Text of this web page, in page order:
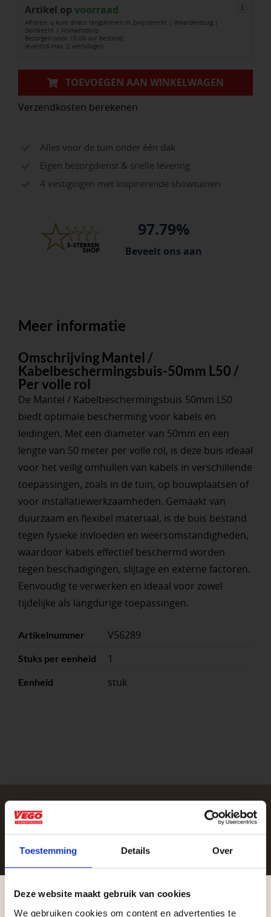
Toestemming Details Over
Deze website maakt gebruik van cookies
We gebruiken cookies om content en advertenties te
Kabelbeschermingsbuis-
50mm
L50
Per
volle
rol
Artikel op voorraad
Afhalen: u kunt direct langskomen in Zwijndrecht | Waardenburg |
Dordrecht | Numansdorp
Bezorgen (voor 15:00 uur besteld):
levertijd max. 2 werkdagen
i
TOEVOEGEN AAN WINKELWAGEN
Verzendkosten berekenen
Alles voor de tuin onder één dak
Eigen bezorgdienst & snelle levering
4 vestigingen met inspirerende showtuinen
97.79%
Beveelt ons aan
Meer informatie
Omschrijving Mantel /
Kabelbeschermingsbuis-50mm L50 /
Per volle rol
De Mantel / Kabelbeschermingsbuis 50mm L50
biedt optimale bescherming voor kabels en
leidingen. Met een diameter van 50mm en een
lengte van 50 meter per volle rol, is deze buis ideaal
voor het veilig omhullen van kabels in verschillende
toepassingen, zoals in de tuin, op bouwplaatsen of
voor installatiewerkzaamheden. Gemaakt van
duurzaam en flexibel materiaal, is de buis bestand
tegen fysieke invloeden en weersomstandigheden,
waardoor kabels effectief beschermd worden
tegen beschadigingen, slijtage en externe factoren.
Eenvoudig te verwerken en ideaal voor zowel
tijdelijke als langdurige toepassingen.
Artikelnummer V56289
Stuks per eenheid 1
Eenheid stuk
Zakelijke klant worden
Vego Tuinmaterialen is de meest geschikte partner
voor zakelijke klanten op zoek naar tuin- en
infraproducten. Als professionele leverancier van